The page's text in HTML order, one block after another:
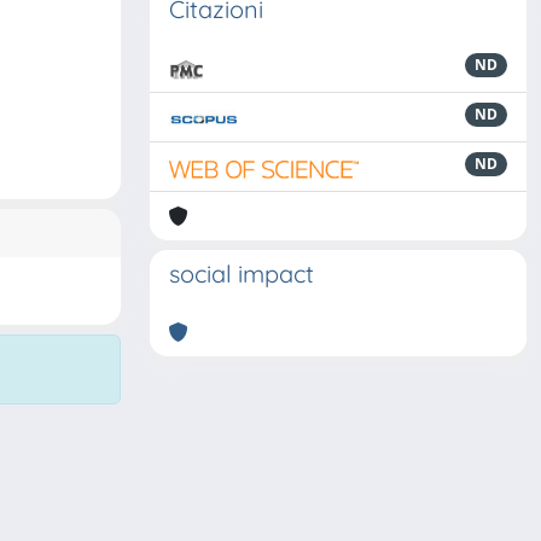
Citazioni
ND
ND
ND
social impact